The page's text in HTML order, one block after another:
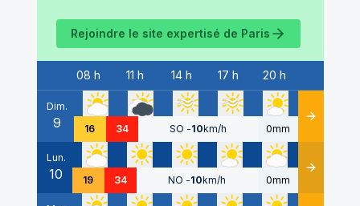
Rejoindre le site expertisé de Paris
Date
08 h 11 h 14 h 17 h 20 h
Dim.
9 16 34 SO -10km/h 0mm Détails
Lun.
10 19 34 NO -10km/h 0mm Détails